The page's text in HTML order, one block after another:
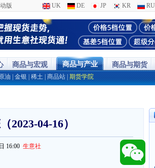
版 UK DE JP KR RU
商品与宏观 商品与产业 商品与期货
油 金银 稀土 商品站 期货学院
2023-04-16）
16:00 生意社